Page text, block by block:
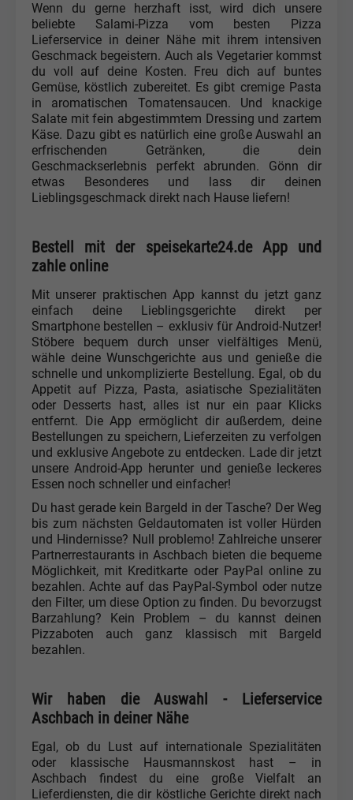
Wenn du gerne herzhaft isst, wird dich unsere
beliebte Salami-Pizza vom besten Pizza
Lieferservice in deiner Nähe mit ihrem intensiven
Geschmack begeistern. Auch als Vegetarier kommst
du voll auf deine Kosten. Freu dich auf buntes
Gemüse, köstlich zubereitet. Es gibt cremige Pasta
in aromatischen Tomatensaucen. Und knackige
Salate mit fein abgestimmtem Dressing und zartem
Käse. Dazu gibt es natürlich eine große Auswahl an
erfrischenden Getränken, die dein
Geschmackserlebnis perfekt abrunden. Gönn dir
etwas Besonderes und lass dir deinen
Lieblingsgeschmack direkt nach Hause liefern!
Bestell mit der speisekarte24.de App und
zahle online
Mit unserer praktischen App kannst du jetzt ganz
einfach deine Lieblingsgerichte direkt per
Smartphone bestellen – exklusiv für Android-Nutzer!
Stöbere bequem durch unser vielfältiges Menü,
wähle deine Wunschgerichte aus und genieße die
schnelle und unkomplizierte Bestellung. Egal, ob du
Appetit auf Pizza, Pasta, asiatische Spezialitäten
oder Desserts hast, alles ist nur ein paar Klicks
entfernt. Die App ermöglicht dir außerdem, deine
Bestellungen zu speichern, Lieferzeiten zu verfolgen
und exklusive Angebote zu entdecken. Lade dir jetzt
unsere Android-App herunter und genieße leckeres
Essen noch schneller und einfacher!
Du hast gerade kein Bargeld in der Tasche? Der Weg
bis zum nächsten Geldautomaten ist voller Hürden
und Hindernisse? Null problemo! Zahlreiche unserer
Partnerrestaurants in Aschbach bieten die bequeme
Möglichkeit, mit Kreditkarte oder PayPal online zu
bezahlen. Achte auf das PayPal-Symbol oder nutze
den Filter, um diese Option zu finden. Du bevorzugst
Barzahlung? Kein Problem – du kannst deinen
Pizzaboten auch ganz klassisch mit Bargeld
bezahlen.
Wir haben die Auswahl - Lieferservice
Aschbach in deiner Nähe
Egal, ob du Lust auf internationale Spezialitäten
oder klassische Hausmannskost hast – in
Aschbach findest du eine große Vielfalt an
Lieferdiensten, die dir köstliche Gerichte direkt nach